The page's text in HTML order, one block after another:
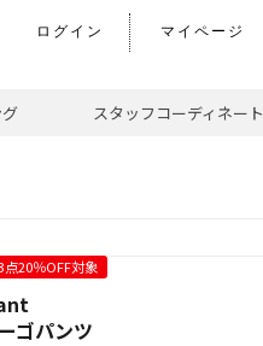
ログイン マイページ
スタッフコーディネート
点20％OFF対象
ゴパンツ